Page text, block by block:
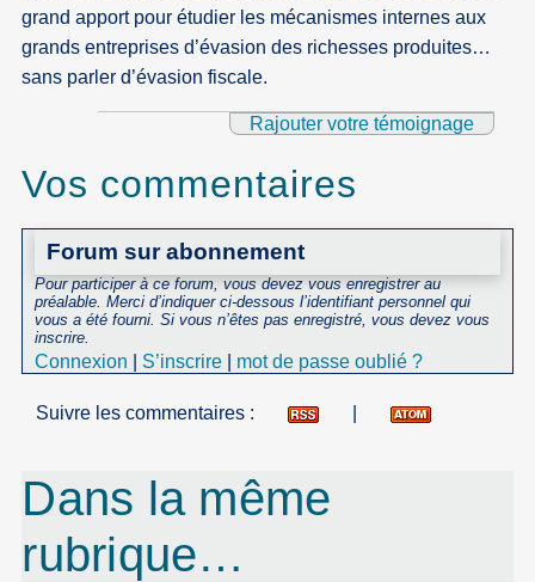
grand apport pour étudier les mécanismes internes aux
grands entreprises d’évasion des richesses produites…
sans parler d’évasion fiscale.
Rajouter votre témoignage
Vos commentaires
Forum sur abonnement
Pour participer à ce forum, vous devez vous enregistrer au
préalable. Merci d’indiquer ci-dessous l’identifiant personnel qui
vous a été fourni. Si vous n’êtes pas enregistré, vous devez vous
inscrire.
Connexion S’inscrire mot de passe oublié ?
Suivre les commentaires :
Dans la même
rubrique…